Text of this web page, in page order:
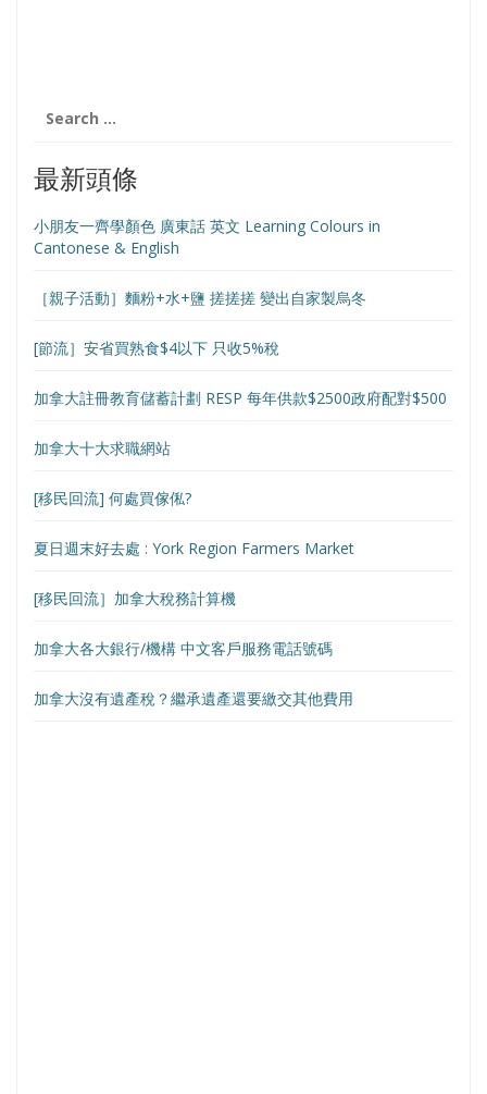
for:
最新頭條
小朋友一齊學顏色 廣東話 英文 Learning Colours in
Cantonese & English
［親子活動］麵粉+水+鹽 搓搓搓 變出自家製烏冬
[節流］安省買熟食$4以下 只收5%稅
加拿大註冊教育儲蓄計劃 RESP 每年供款$2500政府配對$500
加拿大十大求職網站
[移民回流] 何處買傢俬?
夏日週末好去處 : York Region Farmers Market
[移民回流］加拿大稅務計算機
加拿大各大銀行/機構 中文客戶服務電話號碼
加拿大沒有遺產稅？繼承遺產還要繳交其他費用